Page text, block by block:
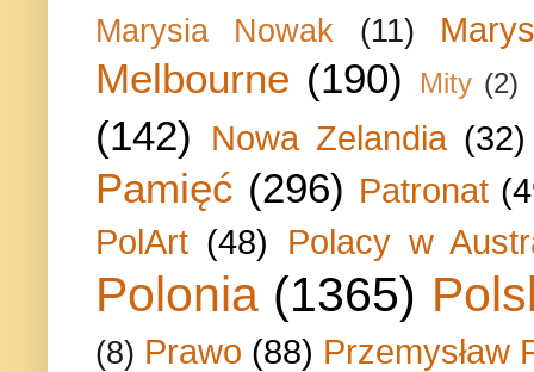
Marysia Nowak (11)
Melbourne (190) Mity (2)
(142) Nowa Zelandia (32)
Pamięć (296) Patronat
PolArt (48) Polacy w
Polonia (1365)
(8) Prawo (88) Przemysław